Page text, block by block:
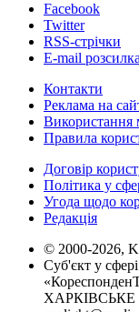
Facebook
Twitter
RSS-стрічки
E-mail розсилка
Контакти
Реклама на
Використання
Правила
Договір
Політика у
Угода щодо
Редакція
© 2000-2026,
Суб'єкт у
ХАРКІВСЬКЕ